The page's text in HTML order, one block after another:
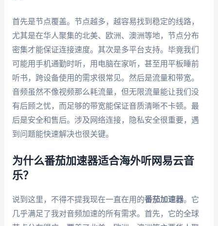
首先是节点覆盖。节点越多，越容易找到稳定的线路，
尤其是在华人聚集的北美、欧洲、澳洲等地，节点分布
密集才能保证连接速度。其次是多平台支持。毕竟我们
可能用手机通勤时听，用电脑在家听，甚至用平板睡前
听书，跨设备使用的需求很常见。然后是流量和带宽。
音频虽然不像视频那么耗流量，但无限流量能让我们没
有后顾之忧，而足够的带宽能保证音质清晰不卡顿。最
后是安全和售后。涉及网络连接，隐私安全很重要，遇
到问题能快速解决也很关键。
为什么番茄加速器适合海外听网易云音
乐？
说到这里，不得不提我现在一直在用的番茄加速器。它
几乎满足了我对音频加速的所有需求。首先，它的全球